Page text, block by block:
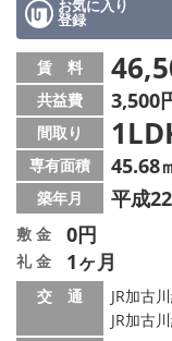
スタッフ紹介
Instagram
店舗情報·アクセス
会社概要
メールでお問い合わ
お気に入り
登録
賃 料
共益費 3,500
間取り
専有面積 45.68
築年月 平成
敷 金 0円
礼 金 1ヶ月
交 通
JR加古
JR加古